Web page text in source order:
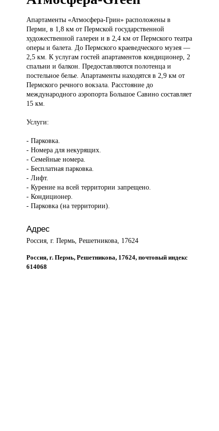
Апартаменты «Атмосфера-Грин»расположены в
Перми, в 1,8 км от Пермской государственной
художественной галереи и в 2,4 км от Пермского театра
оперы и балета. До Пермского краеведческого музея —
2,5 км. К услугам гостей апартаментов кондиционер, 2
спальни и балкон. Предоставляются полотенца и
постельное белье. Апартаменты находятся в 2,9 км от
Пермского речного вокзала. Расстояние до
международного аэропорта Большое Савино составляет
15 км.
Услуги:
- Парковка.
- Номера для некурящих.
- Семейные номера.
- Бесплатная парковка.
- Лифт.
- Курение на всей территории запрещено.
- Кондиционер.
- Парковка (на территории).
Адрес
Россия, г. Пермь, Решетникова, 17624
Россия, г. Пермь, Решетникова, 17624, почтовый индекс
614068